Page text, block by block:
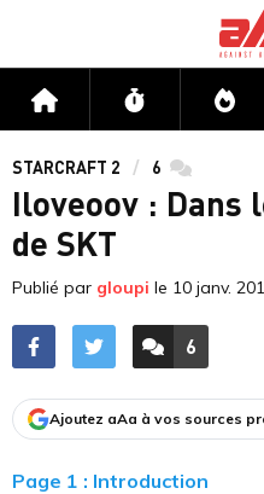
Accueil Flux
STARCRAFT 2 6 commentaires
Iloveoov : Dans
de SKT
Publié par gloupi le 10 janv.
6
Ajoutez aAa à vos sources
Page 1 : Introduction